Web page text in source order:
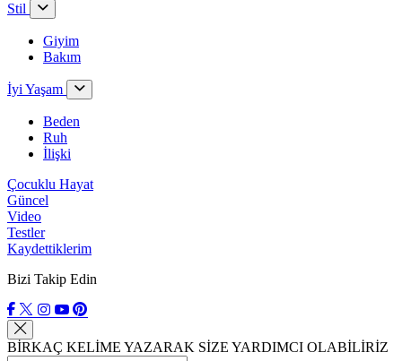
Stil
Giyim
Bakım
İyi Yaşam
Beden
Ruh
İlişki
Çocuklu Hayat
Güncel
Video
Testler
Kaydettiklerim
Bizi Takip Edin
BİRKAÇ KELİME YAZARAK SİZE YARDIMCI OLABİLİRİZ